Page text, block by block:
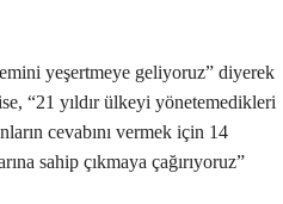
yeşertmeye geliyoruz” diyerek
“21 yıldır ülkeyi yönetemedikleri
cevabını vermek için 14
sahip çıkmaya çağırıyoruz”